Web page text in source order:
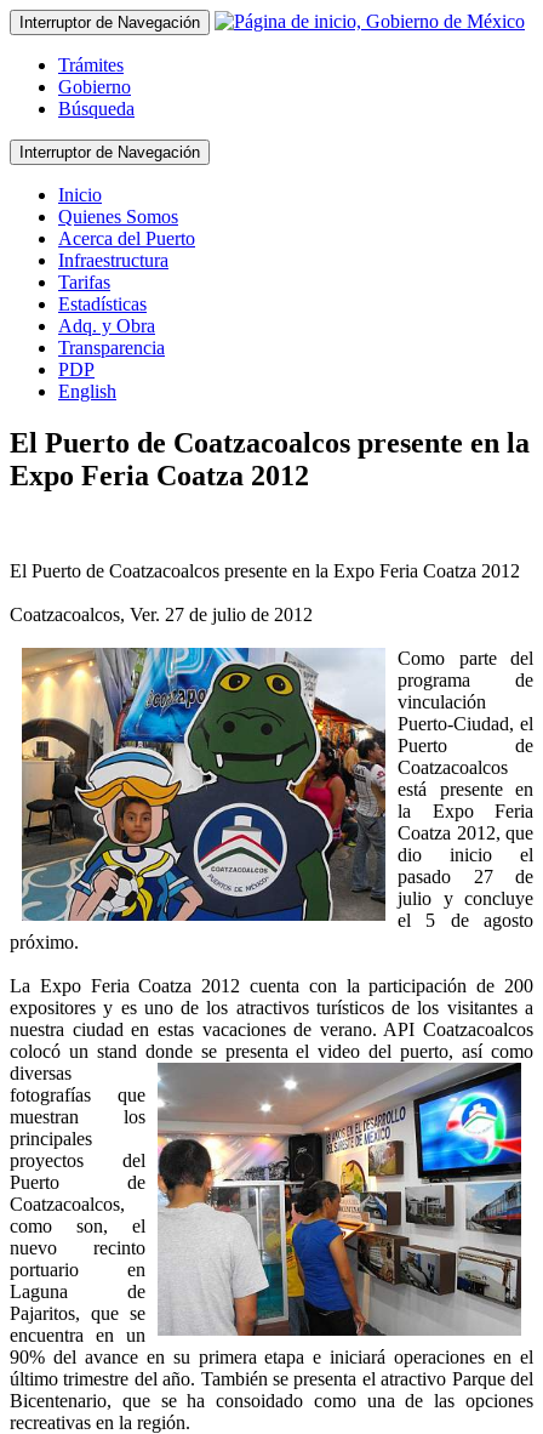
Interruptor de Navegación
Trámites
Gobierno
Búsqueda
Interruptor de Navegación
Inicio
Quienes Somos
Acerca del Puerto
Infraestructura
Tarifas
Estadísticas
Adq. y Obra
Transparencia
PDP
English
El Puerto de Coatzacoalcos presente en la
Expo Feria Coatza 2012
El Puerto de Coatzacoalcos presente en la Expo Feria Coatza 2012
Coatzacoalcos, Ver. 27 de julio de 2012
Como parte del
programa de
vinculación
Puerto-Ciudad, el
Puerto de
Coatzacoalcos
está presente en
la Expo Feria
Coatza 2012, que
dio inicio el
pasado 27 de
julio y concluye
el 5 de agosto
próximo.
La Expo Feria Coatza 2012 cuenta con la participación de 200
expositores y es uno de los atractivos turísticos de los visitantes a
nuestra ciudad en estas vacaciones de verano. API Coatzacoalcos
colocó un stand donde se presenta el video del puerto,así como
diversas
fotografías que
muestran los
principales
proyectos del
Puerto de
Coatzacoalcos,
como son, el
nuevo recinto
portuario en
Laguna de
Pajaritos, que se
encuentra en un
90% del avance en su primera etapa e iniciará operaciones en el
último trimestre del año. También se presenta el atractivo Parque del
Bicentenario, que se ha consoidado como una de las opciones
recreativas en la región.